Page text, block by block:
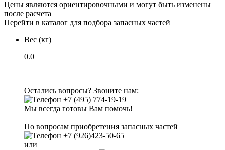
Цены являются ориентировочными и могут быть изменены
после расчета
Перейти в каталог для подбора запасных частей
Вес (кг)
0.0
Остались вопросы? Звоните нам:
+7 (495) 774-19-19
Мы всегда готовы Вам помочь!
По вопросам приобретения запасных частей
+7 (926)423-50-65
или